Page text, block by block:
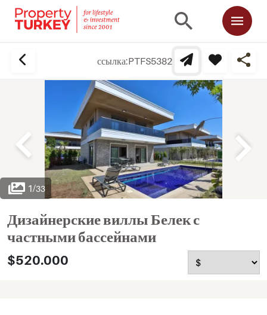
ссылка:PTFS5382
1/33
Дизайнерские виллы Белек с
частными бассейнами
$520.000